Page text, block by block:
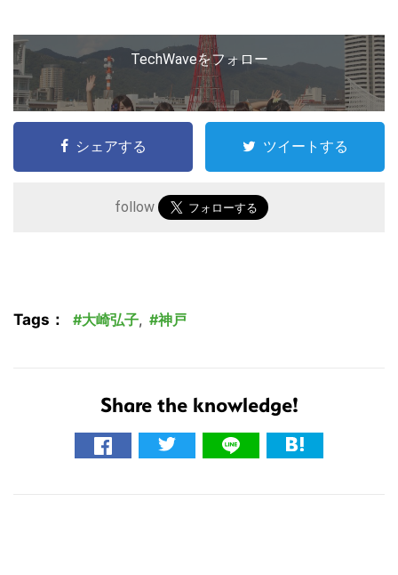
TechWaveをフォロー
シェアする ツイートする
follow
Tags： 大崎弘子, 神戸
Share the knowledge!